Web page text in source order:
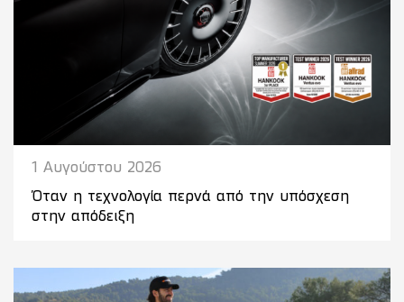
1 Αυγούστου 2026
Όταν η τεχνολογία περνά από την υπόσχεση
στην απόδειξη